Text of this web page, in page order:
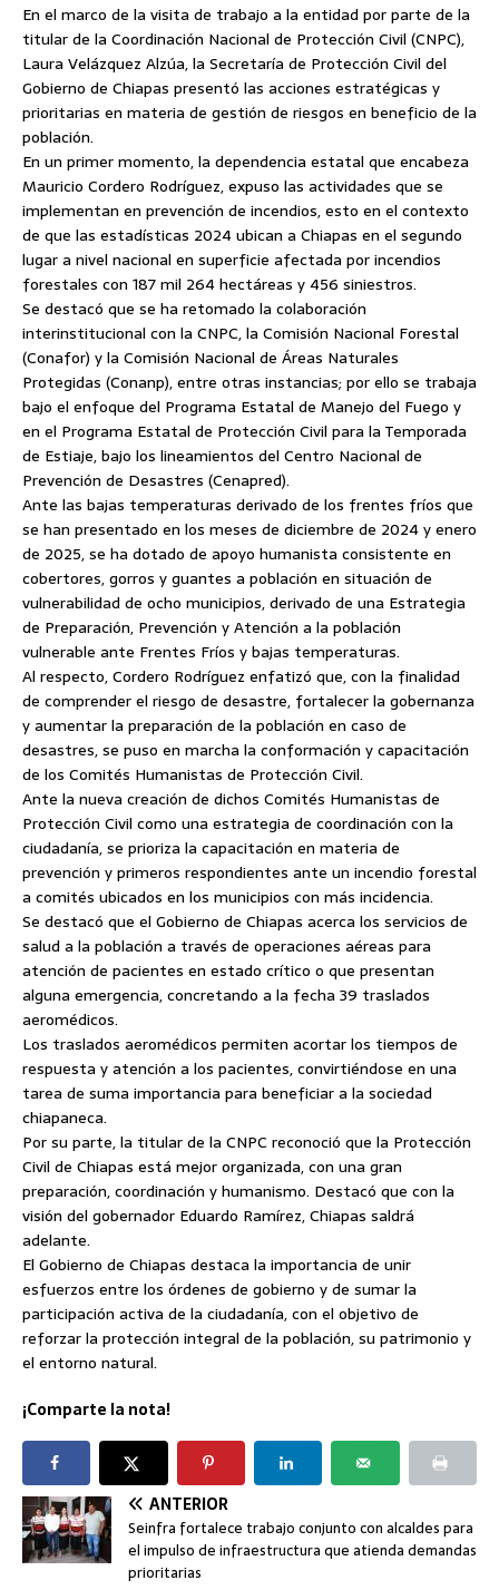
En el marco de la visita de trabajo a la entidad por parte de la
titular de la Coordinación Nacional de Protección Civil (CNPC),
Laura Velázquez Alzúa, la Secretaría de Protección Civil del
Gobierno de Chiapas presentó las acciones estratégicas y
prioritarias en materia de gestión de riesgos en beneficio de la
población.
En un primer momento, la dependencia estatal que encabeza
Mauricio Cordero Rodríguez, expuso las actividades que se
implementan en prevención de incendios, esto en el contexto
de que las estadísticas 2024 ubican a Chiapas en el segundo
lugar a nivel nacional en superficie afectada por incendios
forestales con 187 mil 264 hectáreas y 456 siniestros.
Se destacó que se ha retomado la colaboración
interinstitucional con la CNPC, la Comisión Nacional Forestal
(Conafor) y la Comisión Nacional de Áreas Naturales
Protegidas (Conanp), entre otras instancias; por ello se trabaja
bajo el enfoque del Programa Estatal de Manejo del Fuego y
en el Programa Estatal de Protección Civil para la Temporada
de Estiaje, bajo los lineamientos del Centro Nacional de
Prevención de Desastres (Cenapred).
Ante las bajas temperaturas derivado de los frentes fríos que
se han presentado en los meses de diciembre de 2024 y enero
de 2025, se ha dotado de apoyo humanista consistente en
cobertores, gorros y guantes a población en situación de
vulnerabilidad de ocho municipios, derivado de una Estrategia
de Preparación, Prevención y Atención a la población
vulnerable ante Frentes Fríos y bajas temperaturas.
Al respecto, Cordero Rodríguez enfatizó que, con la finalidad
de comprender el riesgo de desastre, fortalecer la gobernanza
y aumentar la preparación de la población en caso de
desastres, se puso en marcha la conformación y capacitación
de los Comités Humanistas de Protección Civil.
Ante la nueva creación de dichos Comités Humanistas de
Protección Civil como una estrategia de coordinación con la
ciudadanía, se prioriza la capacitación en materia de
prevención y primeros respondientes ante un incendio forestal
a comités ubicados en los municipios con más incidencia.
Se destacó que el Gobierno de Chiapas acerca los servicios de
salud a la población a través de operaciones aéreas para
atención de pacientes en estado crítico o que presentan
alguna emergencia, concretando a la fecha 39 traslados
aeromédicos.
Los traslados aeromédicos permiten acortar los tiempos de
respuesta y atención a los pacientes, convirtiéndose en una
tarea de suma importancia para beneficiar a la sociedad
chiapaneca.
Por su parte, la titular de la CNPC reconoció que la Protección
Civil de Chiapas está mejor organizada, con una gran
preparación, coordinación y humanismo. Destacó que con la
visión del gobernador Eduardo Ramírez, Chiapas saldrá
adelante.
El Gobierno de Chiapas destaca la importancia de unir
esfuerzos entre los órdenes de gobierno y de sumar la
participación activa de la ciudadanía, con el objetivo de
reforzar la protección integral de la población, su patrimonio y
el entorno natural.
¡Comparte la nota!
ANTERIOR
Seinfra fortalece trabajo conjunto con alcaldes para
el impulso de infraestructura que atienda demandas
prioritarias